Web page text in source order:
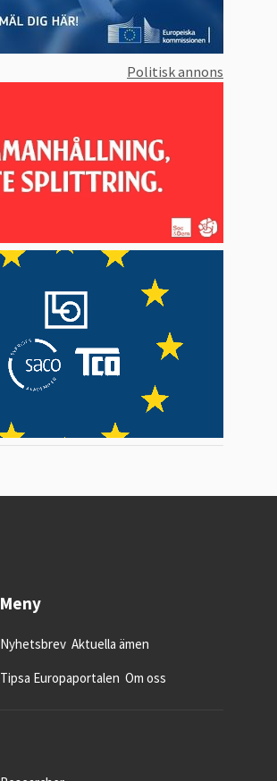
Politisk annons
Meny
Nyhetsbrev Aktuella ämen
Tipsa Europaportalen Om oss